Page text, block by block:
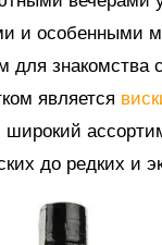
и особенными
для знакомства
является
до редких и